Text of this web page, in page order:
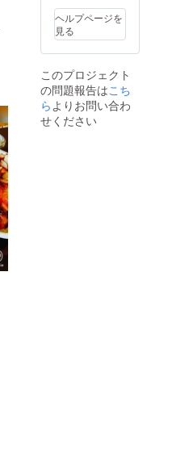
きま
す。
Ｑしな
がら泳
いだり
遊んだ
きま
す！ *有
効期限
は2022
年10月
飲み
物、一
切のＢ
ＢＱ機
ＢＱ調
理もご
支援者
様の為
に専属
ヘルプページを
見る
このプロジェクト
の問題報告はこち
らよりお問い合わ
せください